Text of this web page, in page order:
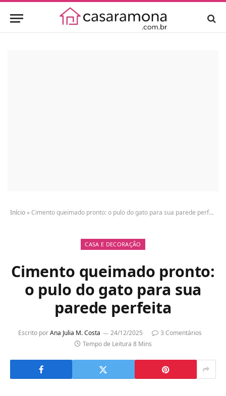
Início »Cimento queimado pronto: o pulo do gato para sua parede perfeita
CASA E DECORAÇÃO
Cimento queimado pronto:
o pulo do gato para sua
parede perfeita
Escrito porAna Julia M. Costa 24/12/2025
3 Comentários
Tempo de Leitura 8 Mins